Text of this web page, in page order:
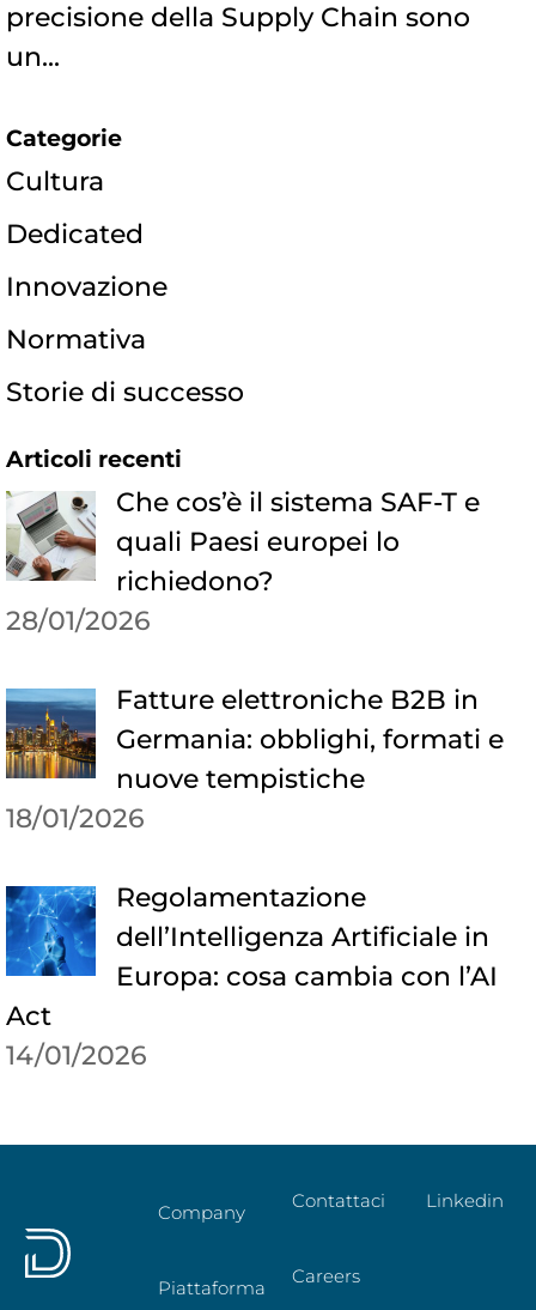
precisione della Supply Chain sono
un...
Categorie
Cultura
Dedicated
Innovazione
Normativa
Storie di successo
Articoli recenti
Che cos’è il sistema SAF-T e
quali Paesi europei lo
richiedono?
28/01/2026
Fatture elettroniche B2B in
Germania: obblighi, formati e
nuove tempistiche
18/01/2026
Regolamentazione
dell’Intelligenza Artificiale in
Europa: cosa cambia con l’AI
Act
14/01/2026
Company
Piattaforma
Contattaci
Careers
Linkedin